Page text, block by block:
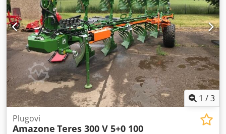
1 /3
Plugovi
Amazone Teres 300 V 5+0 100